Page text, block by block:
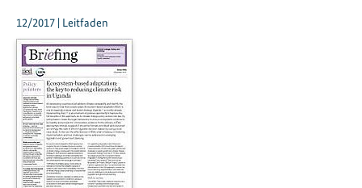
12/2017 | Leitfaden